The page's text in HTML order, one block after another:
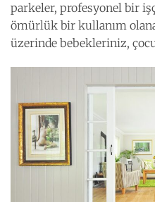
parkeler, profesyonel bir
ömürlük bir kullanım
üzerinde bebekleriniz,